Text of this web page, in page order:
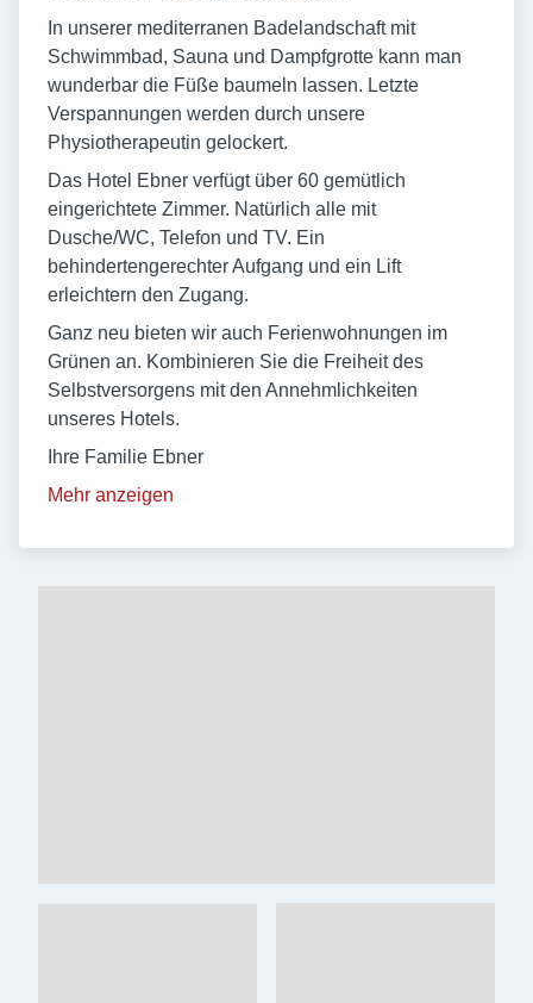
In unserer mediterranen Badelandschaft mit
Schwimmbad, Sauna und Dampfgrotte kann man
wunderbar die Füße baumeln lassen. Letzte
Verspannungen werden durch unsere
Physiotherapeutin gelockert.
Das Hotel Ebner verfügt über 60 gemütlich
eingerichtete Zimmer. Natürlich alle mit
Dusche/WC, Telefon und TV. Ein
behindertengerechter Aufgang und ein Lift
erleichtern den Zugang.
Ganz neu bieten wir auch Ferienwohnungen im
Grünen an. Kombinieren Sie die Freiheit des
Selbstversorgens mit den Annehmlichkeiten
unseres Hotels.
Ihre Familie Ebner
Mehr anzeigen